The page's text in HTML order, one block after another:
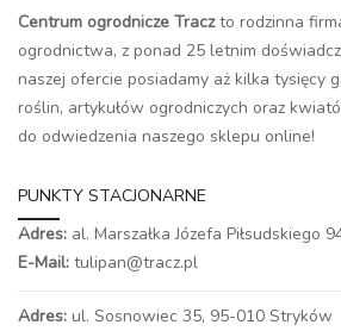
Centrum ogrodnicze Traczto rodzinna
ogrodnictwa, z ponad 25 letnim
naszej ofercie posiadamy aż kilka tysięcy
roślin, artykułów ogrodniczych oraz
do odwiedzenia naszego sklepu online!
PUNKTY STACJONARNE
Adres: al. Marszałka Józefa Piłsudskiego
E-Mail: tulipan@tracz.pl
Adres: ul. Sosnowiec 35, 95-010 Stryków